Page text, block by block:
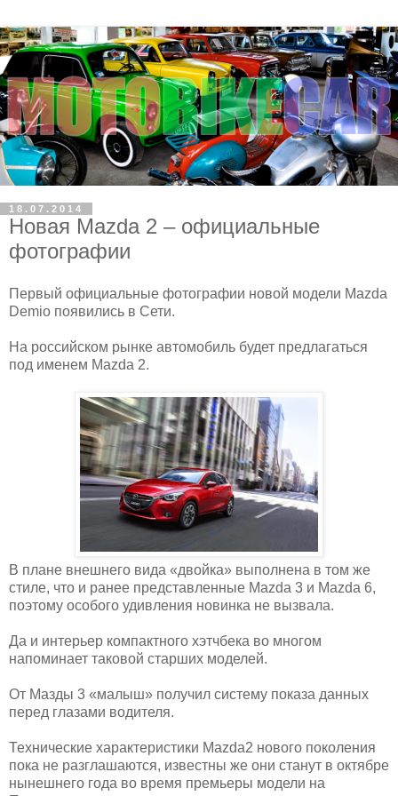
18.07.2014
Новая Mazda 2 – официальные
фотографии
Первый официальные фотографии новой модели Mazda
Demio появились в Сети.
На российском рынке автомобиль будет предлагаться
под именем Mazda 2.
В плане внешнего вида «двойка» выполнена в том же
стиле, что и ранее представленные Mazda 3 и Mazda 6,
поэтому особого удивления новинка не вызвала.
Да и интерьер компактного хэтчбека во многом
напоминает таковой старших моделей.
От Мазды 3 «малыш» получил систему показа данных
перед глазами водителя.
Технические характеристики Mazda2 нового поколения
пока не разглашаются, известны же они станут в октябре
нынешнего года во время премьеры модели на